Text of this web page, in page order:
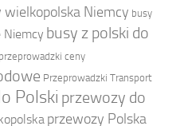
wielkopolska Niemcy busy
Niemcy busy z polski do
przeprowadzki ceny
Przeprowadzki Transport
Polski przewozy do
przewozy Polska